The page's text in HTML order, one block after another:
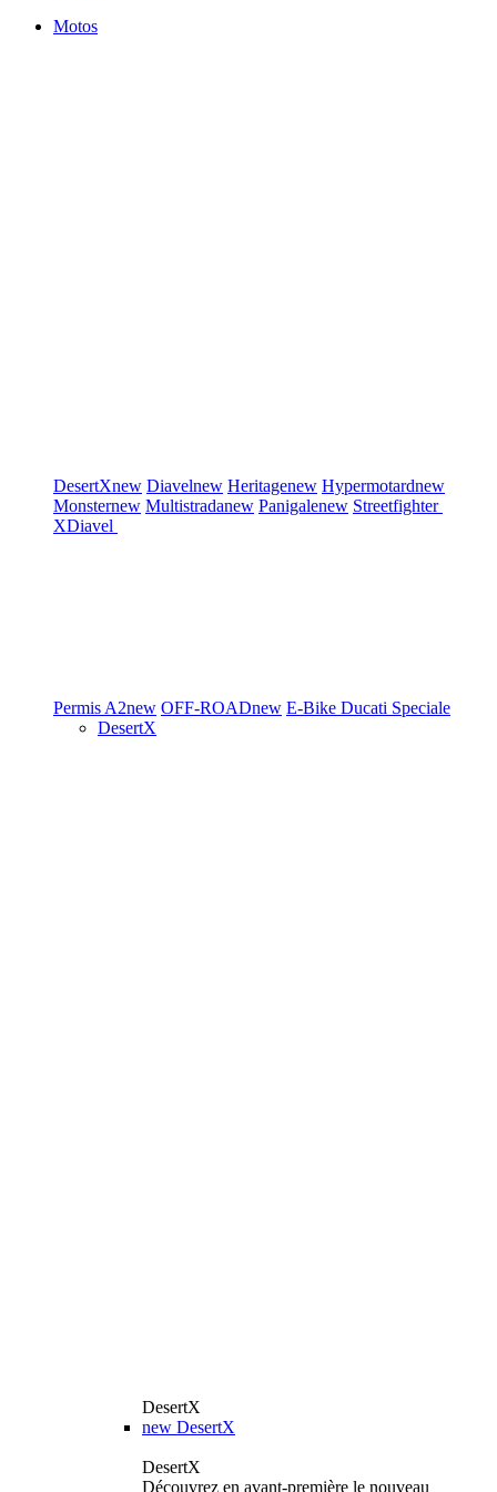
Motos
DesertXnew Diavelnew Heritagenew Hypermotardnew
Monsternew Multistradanew Panigalenew Streetfighter
XDiavel
Permis A2new OFF-ROADnew E-Bike Ducati Speciale
DesertX
DesertX
new DesertX
DesertX
Découvrez en avant-première le nouveau